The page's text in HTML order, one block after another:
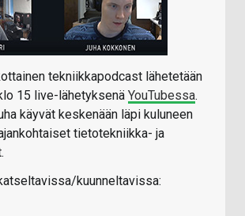
tekniikkapodcast lähetetään
15 live-lähetyksenä YouTubessa.
käyvät keskenään läpi kuluneen
tietotekniikka- ja
kuunneltavissa: